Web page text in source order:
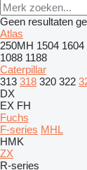
Geen resultaten
Atlas
250MH 1504 1604
1088 1188
Caterpillar
313 318 320 322
DX
EX FH
Fuchs
F-series MHL
HMK
ZX
R-series